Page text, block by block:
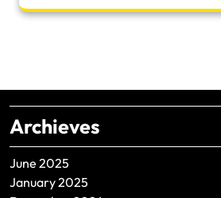
Archieves
June 2025
January 2025